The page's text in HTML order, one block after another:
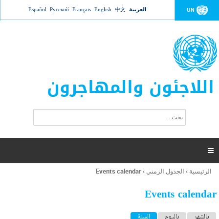
Jump to navigation UN العربية 中文
English
Français
Русский
Español
اللاجئون والمهاجرون
ت
ر
ل
ح
ب

أنت
هنا
الرئيسية › الجدول الزمني ›
Events calendar
Events calendar